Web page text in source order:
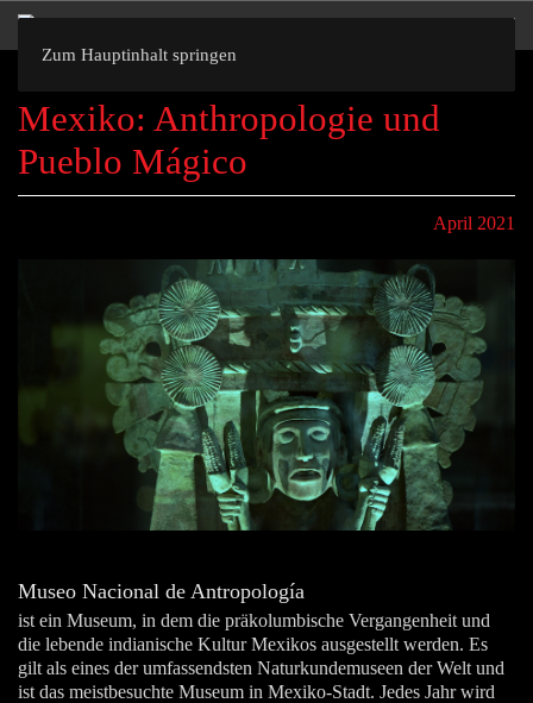
Zum Hauptinhalt springen
Mexiko: Anthropologie und
Pueblo Mágico
April 2021
Museo Nacional de Antropología
ist ein Museum, in dem die präkolumbische Vergangenheit und
die lebende indianische Kultur Mexikos ausgestellt werden. Es
gilt als eines der umfassendsten Naturkundemuseen der Welt und
ist das meistbesuchte Museum in Mexiko-Stadt. Jedes Jahr wird